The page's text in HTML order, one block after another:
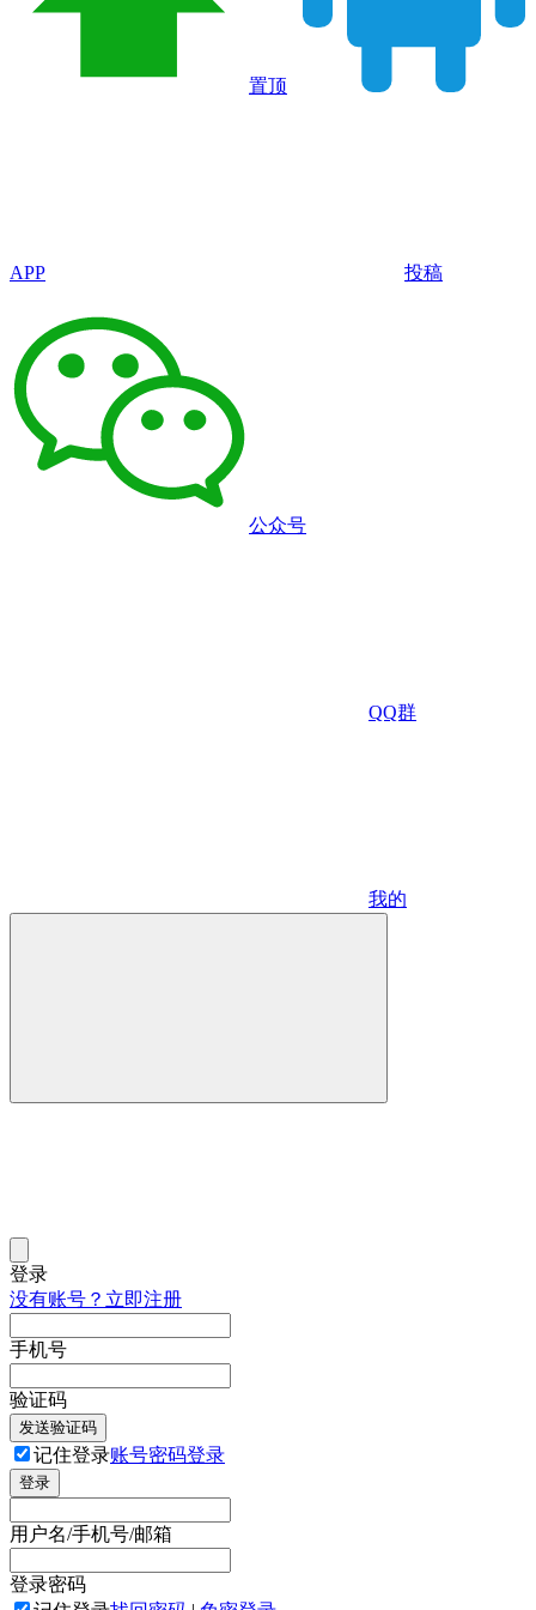
置顶
APP 投稿
公众号
QQ群
我的
登录
没有账号？立即注册
手机号
验证码
发送验证码
记住登录账号密码登录
登录
用户名/手机号/邮箱
登录密码